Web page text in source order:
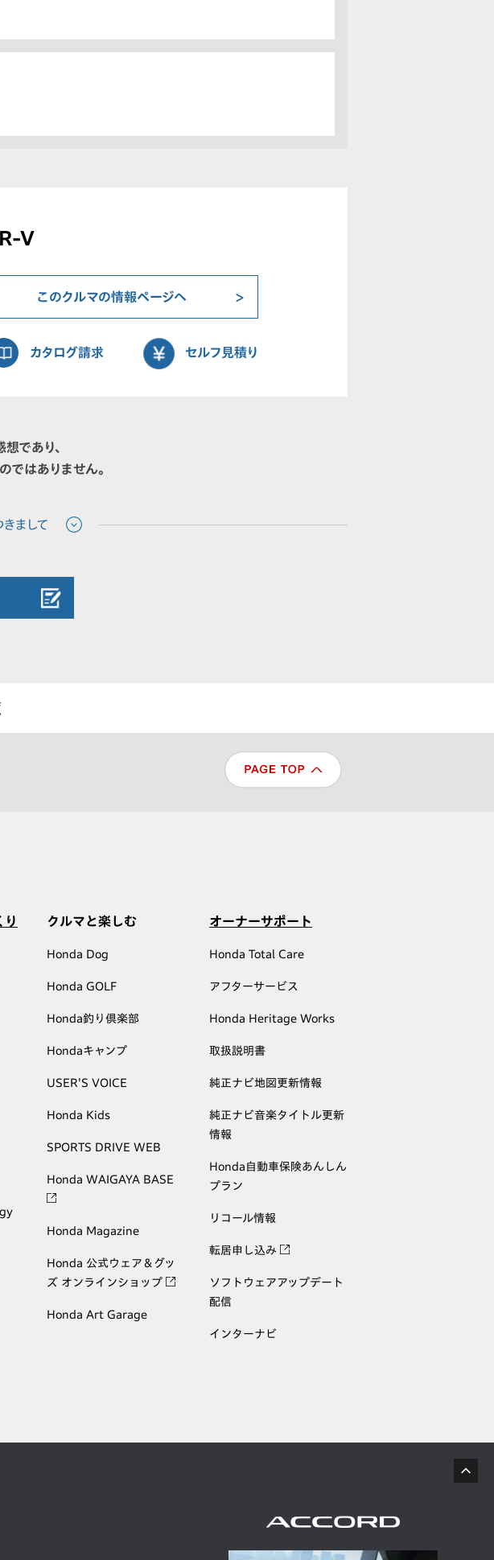
V
このクルマの情報ページへ
カタログ請求 セルフ見積り
であり、
ではありません。
り クルマと楽しむ
Honda Dog
Honda GOLF
Honda釣り倶楽部
Hondaキャンプ
USER'S VOICE
Honda Kids
SPORTS DRIVE WEB
Honda WAIGAYA BASE
Honda Magazine
Honda 公式ウェア＆グッ
ズ オンラインショップ
Honda Art Garage
オーナーサポート
Honda Total Care
アフターサービス
Honda Heritage Works
取扱説明書
純正ナビ地図更新情報
純正ナビ音楽タイトル更新
情報
Honda自動車保険あんしん
プラン
リコール情報
転居申し込み
ソフトウェアアップデート
配信
インターナビ